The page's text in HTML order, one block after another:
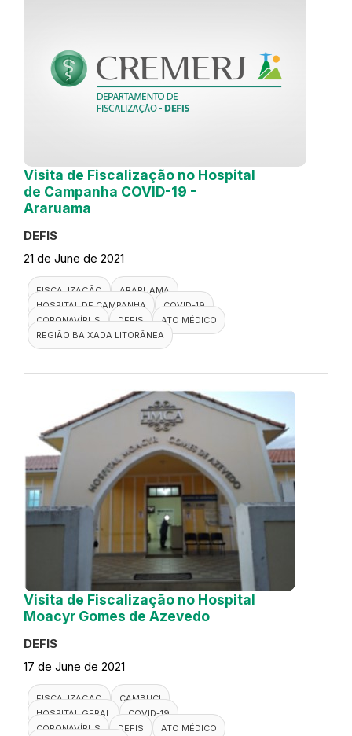
Visita de Fiscalização no Hospital
de Campanha COVID-19 -
Araruama
DEFIS
21 de June de 2021
FISCALIZAÇÃO
ARARUAMA
HOSPITAL DE CAMPANHA
COVID-19
CORONAVÍRUS
DEFIS
ATO MÉDICO
REGIÃO BAIXADA LITORÂNEA
Visita de Fiscalização no Hospital
Moacyr Gomes de Azevedo
DEFIS
17 de June de 2021
FISCALIZAÇÃO
CAMBUCI
HOSPITAL GERAL
COVID-19
CORONAVÍRUS
DEFIS
ATO MÉDICO